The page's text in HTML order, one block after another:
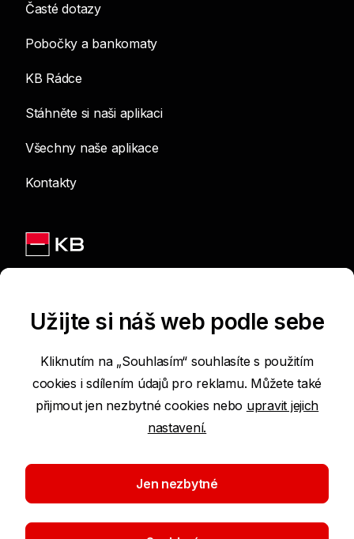
Časté dotazy
Pobočky a bankomaty
KB Rádce
Stáhněte si naši aplikaci
Všechny naše aplikace
Kontakty
Podmínky používání internetových stránek
Prohlášení o přístupnosti
Ochrana osobních údajů
Užijte si náš web podle sebe
Kliknutím na „Souhlasím“ souhlasíte s použitím
cookies i sdílením údajů pro reklamu. Můžete také
přijmout jen nezbytné cookies nebo upravit jejich
nastavení.
Jen nezbytné